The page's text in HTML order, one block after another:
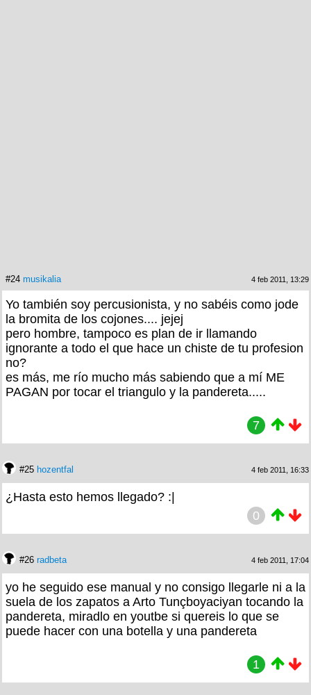
#24 musikalia 4 feb 2011, 13:29
Yo también soy percusionista, y no sabéis como jode
la bromita de los cojones.... jejej
pero hombre, tampoco es plan de ir llamando
ignorante a todo el que hace un chiste de tu profesion
no?
es más, me río mucho más sabiendo que a mí ME
PAGAN por tocar el triangulo y la pandereta.....
7
#25 hozentfal 4 feb 2011, 16:33
¿Hasta esto hemos llegado? :|
0
#26 radbeta 4 feb 2011, 17:04
yo he seguido ese manual y no consigo llegarle ni a la
suela de los zapatos a Arto Tunçboyaciyan tocando la
pandereta, miradlo en youtbe si quereis lo que se
puede hacer con una botella y una pandereta
1